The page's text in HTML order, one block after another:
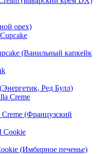
орех)
(Ванильный капкейк
Ред Булл)
(Французский
(Имбирное печенье)